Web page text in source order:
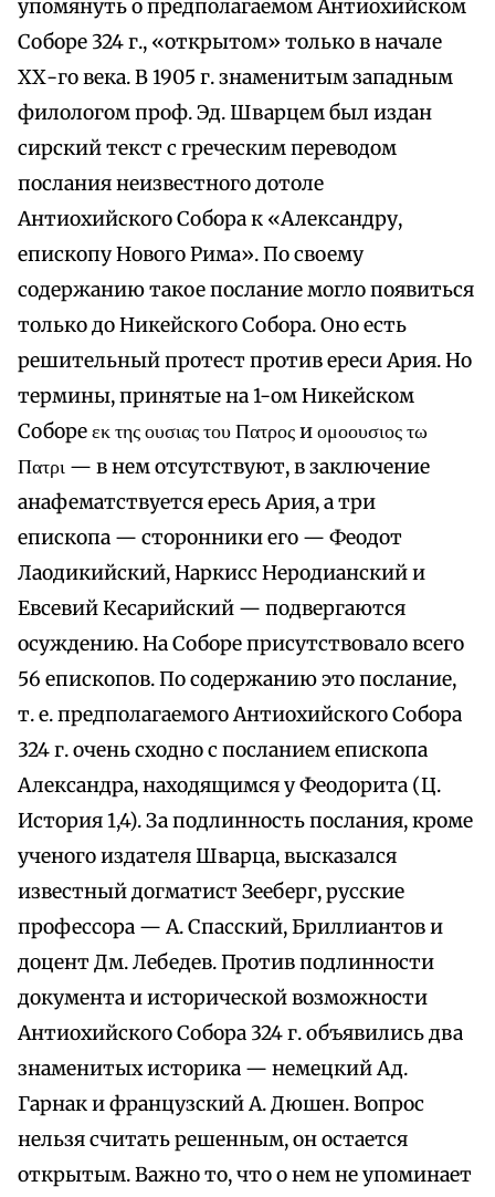
упомянуть о предполагаемом Антиохийском
Соборе 324 г., «открытом» только в начале
ХХ-го века. В 1905 г. знаменитым западным
филологом проф. Эд. Шварцем был издан
сирский текст с греческим переводом
послания неизвестного дотоле
Антиохийского Собора к «Александру,
епископу Нового Рима». По своему
содержанию такое послание могло появиться
только до Никейского Собора. Оно есть
решительный протест против ереси Ария. Но
термины, принятые на 1-ом Никейском
Соборе εκ της ουσιας του Πατρος и ομοουσιος τω
Πατρι — в нем отсутствуют, в заключение
анафематствуется ересь Ария, а три
епископа — сторонники его — Феодот
Лаодикийский, Наркисс Неродианский и
Евсевий Кесарийский — подвергаются
осуждению. На Соборе присутствовало всего
56 епископов. По содержанию это послание,
т. е. предполагаемого Антиохийского Собора
324 г. очень сходно с посланием епископа
Александра, находящимся у Феодорита (Ц.
История 1,4). За подлинность послания, кроме
ученого издателя Шварца, высказался
известный догматист Зееберг, русские
профессора — А. Спасский, Бриллиантов и
доцент Дм. Лебедев. Против подлинности
документа и исторической возможности
Антиохийского Собора 324 г. объявились два
знаменитых историка — немецкий Ад.
Гарнак и французский А. Дюшен. Вопрос
нельзя считать решенным, он остается
открытым. Важно то, что о нем не упоминает